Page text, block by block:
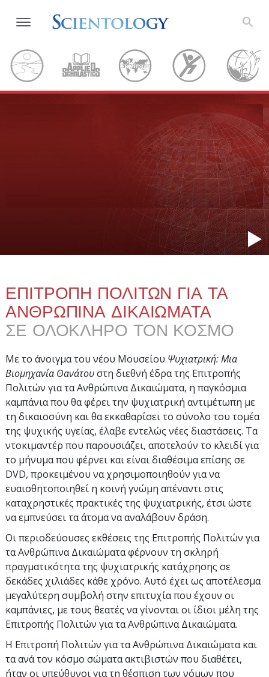
ΕΠΙΤΡΟΠΗ ΠΟΛΙΤΩΝ ΓΙΑ ΤΑ
ΑΝΘΡΩΠΙΝΑ ΔΙΚΑΙΩΜΑΤΑ
ΣΕ ΟΛΟΚΛΗΡΟ ΤΟΝ ΚΟΣΜΟ
Με το άνοιγμα του νέου Μουσείου Ψυχιατρική: Μια
Βιομηχανία Θανάτουστη διεθνή έδρα της Επιτροπής
Πολιτών για τα Ανθρώπινα Δικαιώματα, η παγκόσμια
καμπάνια που θα φέρει την ψυχιατρική αντιμέτωπη με
τη δικαιοσύνη και θα εκκαθαρίσει το σύνολο του τομέα
της ψυχικής υγείας, έλαβε εντελώς νέες διαστάσεις. Τα
ντοκιμαντέρ που παρουσιάζει, αποτελούν το κλειδί για
το μήνυμα που φέρνει και είναι διαθέσιμα επίσης σε
DVD, προκειμένου να χρησιμοποιηθούν για να
ευαισθητοποιηθεί η κοινή γνώμη απέναντι στις
καταχρηστικές πρακτικές της ψυχιατρικής, έτσι ώστε
να εμπνεύσει τα άτομα να αναλάβουν δράση.
Οι περιοδεύουσες εκθέσεις της Επιτροπής Πολιτών για
τα Ανθρώπινα Δικαιώματα φέρνουν τη σκληρή
πραγματικότητα της ψυχιατρικής κατάχρησης σε
δεκάδες χιλιάδες κάθε χρόνο. Αυτό έχει ως αποτέλεσμα
μεγαλύτερη συμβολή στην επιτυχία που έχουν οι
καμπάνιες, με τους θεατές να γίνονται οι ίδιοι μέλη της
Επιτροπής Πολιτών για τα Ανθρώπινα Δικαιώματα.
Η Επιτροπή Πολιτών για τα Ανθρώπινα Δικαιώματα και
τα ανά τον κόσμο σώματα ακτιβιστών που διαθέτει,
ήταν οι υπεύθυνοι για τη θέσπιση των νόμων που